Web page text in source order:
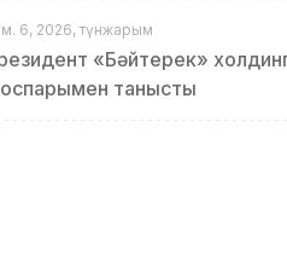
6, 2026, түнжарым
«Бәйтерек»
танысты